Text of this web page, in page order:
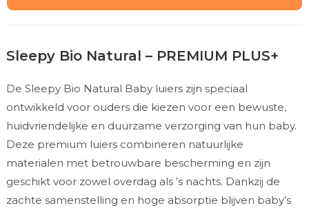
Sleepy Bio Natural – PREMIUM PLUS+
De Sleepy Bio Natural Baby luiers zijn speciaal
ontwikkeld voor ouders die kiezen voor een bewuste,
huidvriendelijke en duurzame verzorging van hun baby.
Deze premium luiers combineren natuurlijke
materialen met betrouwbare bescherming en zijn
geschikt voor zowel overdag als ’s nachts. Dankzij de
zachte samenstelling en hoge absorptie blijven baby’s